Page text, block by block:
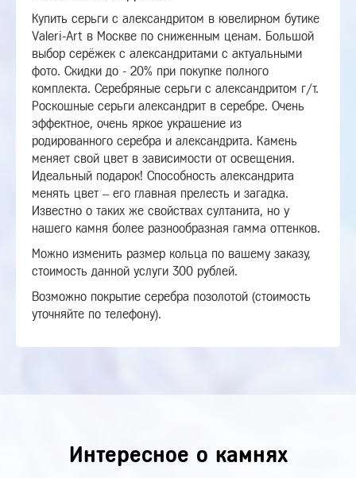
Купить серьги с александритом в ювелирном бутике
Valeri-Art в Москве по сниженным ценам. Большой
выбор серёжек с александритами с актуальными
фото. Скидки до - 20% при покупке полного
комплекта. Серебряные серьги с александритом г/т.
Роскошные серьги александрит в серебре. Очень
эффектное, очень яркое украшение из
родированного серебра и александрита. Камень
меняет свой цвет в зависимости от освещения.
Идеальный подарок! Способность александрита
менять цвет – его главная прелесть и загадка.
Известно о таких же свойствах султанита, но у
нашего камня более разнообразная гамма оттенков.
Можно изменить размер кольца по вашему заказу,
стоимость данной услуги 300 рублей.
Возможно покрытие серебра позолотой (стоимость
уточняйте по телефону).
Интересное о камнях